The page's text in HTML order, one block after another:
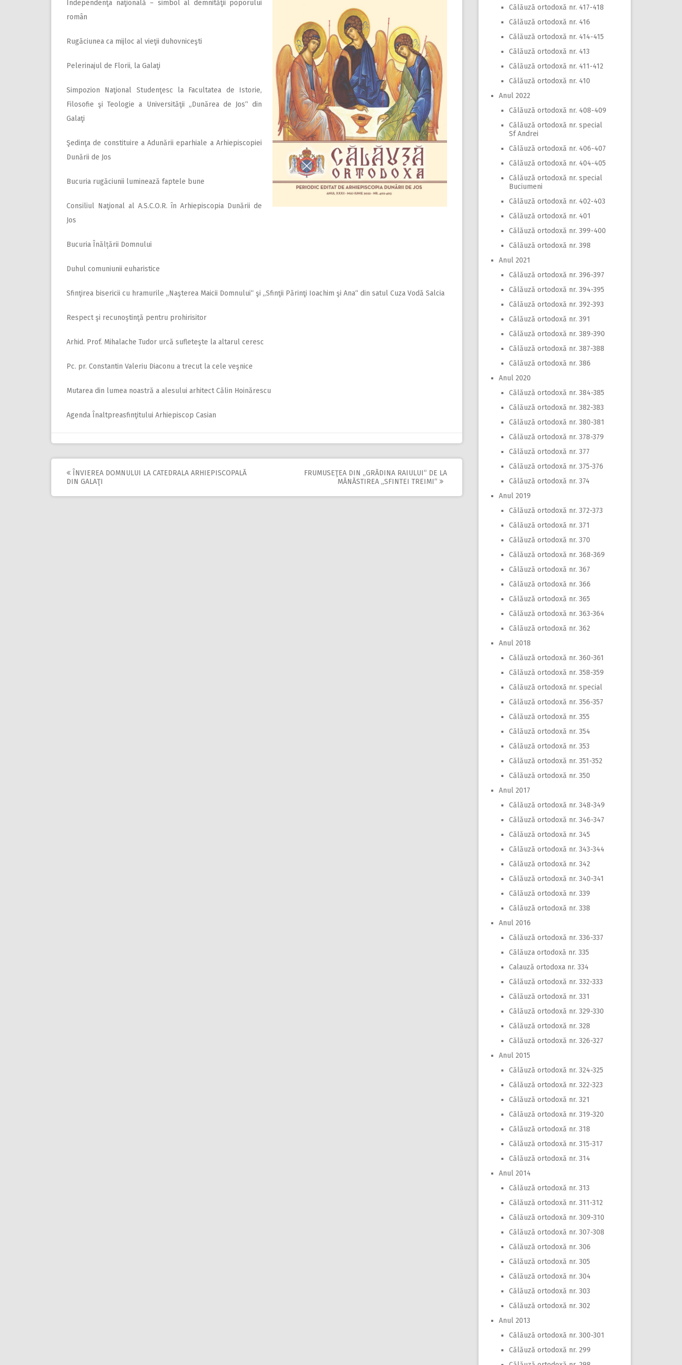
Independenţa naţională – simbol al demnităţii poporului
român
Rugăciunea ca mijloc al vieţii duhovniceşti
Pelerinajul de Florii, la Galaţi
Simpozion Naţional Studenţesc la Facultatea de Istorie,
Filosofie şi Teologie a Universităţii „Dunărea de Jos“ din
Galaţi
Şedinţa de constituire a Adunării eparhiale a Arhiepiscopiei
Dunării de Jos
Bucuria rugăciunii luminează faptele bune
Consiliul Naţional al A.S.C.O.R. în Arhiepiscopia Dunării de
Jos
Bucuria Înălțării Domnului
Duhul comuniunii euharistice
Sfinţirea bisericii cu hramurile ,,Naşterea Maicii Domnului“ şi ,,Sfinţii Părinţi Ioachim şi Ana“ din satul Cuza Vodă Salcia
Respect şi recunoştinţă pentru prohirisitor
Arhid. Prof. Mihalache Tudor urcă sufleteşte la altarul ceresc
Pc. pr. Constantin Valeriu Diaconu a trecut la cele veşnice
Mutarea din lumea noastră a alesului arhitect Călin Hoinărescu
Agenda Înaltpreasfinţitului Arhiepiscop Casian
Post
navigation
ÎNVIEREA DOMNULUI LA CATEDRALA ARHIEPISCOPALĂ
DIN GALAŢI
FRUMUSEŢEA DIN „GRĂDINA RAIULUI“ DE LA
MĂNĂSTIREA „SFINTEI TREIMI“
Călăuză ortodoxă nr. 417-418
Călăuză ortodoxă nr. 416
Călăuză ortodoxă nr. 414-415
Călăuză ortodoxă nr. 413
Călăuză ortodoxă nr. 411-412
Călăuză ortodoxă nr. 410
Anul 2022
Călăuză ortodoxă nr. 408-409
Călăuză ortodoxă nr. special
Sf Andrei
Călăuză ortodoxă nr. 406-407
Călăuză ortodoxă nr. 404-405
Călăuză ortodoxă nr. special
Buciumeni
Călăuză ortodoxă nr. 402-403
Călăuză ortodoxă nr. 401
Călăuză ortodoxă nr. 399-400
Călăuză ortodoxă nr. 398
Anul 2021
Călăuză ortodoxă nr. 396-397
Călăuză ortodoxă nr. 394-395
Călăuză ortodoxă nr. 392-393
Călăuză ortodoxă nr. 391
Călăuză ortodoxă nr. 389-390
Călăuză ortodoxă nr. 387-388
Călăuză ortodoxă nr. 386
Anul 2020
Călăuză ortodoxă nr. 384-385
Călăuză ortodoxă nr. 382-383
Călăuză ortodoxă nr. 380-381
Călăuză ortodoxă nr. 378-379
Călăuză ortodoxă nr. 377
Călăuză ortodoxă nr. 375-376
Călăuză ortodoxă nr. 374
Anul 2019
Călăuză ortodoxă nr. 372-373
Călăuză ortodoxă nr. 371
Călăuză ortodoxă nr. 370
Călăuză ortodoxă nr. 368-369
Călăuză ortodoxă nr. 367
Călăuză ortodoxă nr. 366
Călăuză ortodoxă nr. 365
Călăuză ortodoxă nr. 363-364
Călăuză ortodoxă nr. 362
Anul 2018
Călăuză ortodoxă nr. 360-361
Călăuză ortodoxă nr. 358-359
Călăuză ortodoxă nr. special
Călăuză ortodoxă nr. 356-357
Călăuză ortodoxă nr. 355
Călăuză ortodoxă nr. 354
Călăuză ortodoxă nr. 353
Călăuză ortodoxă nr. 351-352
Călăuză ortodoxă nr. 350
Anul 2017
Călăuză ortodoxă nr. 348-349
Călăuză ortodoxă nr. 346-347
Călăuză ortodoxă nr. 345
Călăuză ortodoxă nr. 343-344
Călăuză ortodoxă nr. 342
Călăuză ortodoxă nr. 340-341
Călăuză ortodoxă nr. 339
Călăuză ortodoxă nr. 338
Anul 2016
Călăuză ortodoxă nr. 336-337
Călăuza ortodoxă nr. 335
Calauză ortodoxa nr. 334
Călăuză ortodoxă nr. 332-333
Călăuză ortodoxă nr. 331
Călăuză ortodoxă nr. 329-330
Călăuză ortodoxă nr. 328
Călăuză ortodoxă nr. 326-327
Anul 2015
Călăuză ortodoxă nr. 324-325
Călăuză ortodoxă nr. 322-323
Călăuză ortodoxă nr. 321
Călăuză ortodoxă nr. 319-320
Călăuză ortodoxă nr. 318
Călăuză ortodoxă nr. 315-317
Călăuză ortodoxă nr. 314
Anul 2014
Călăuză ortodoxă nr. 313
Călăuză ortodoxă nr. 311-312
Călăuză ortodoxă nr. 309-310
Călăuză ortodoxă nr. 307-308
Călăuză ortodoxă nr. 306
Călăuză ortodoxă nr. 305
Călăuză ortodoxă nr. 304
Călăuză ortodoxă nr. 303
Călăuză ortodoxă nr. 302
Anul 2013
Călăuză ortodoxă nr. 300-301
Călăuză ortodoxă nr. 299